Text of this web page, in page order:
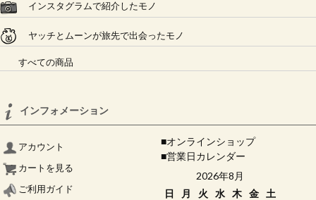
インスタグラムで紹介したモノ
ヤッチとムーンが旅先で出会ったモノ
すべての商品
インフォメーション
アカウント
カートを見る
ご利用ガイド
■オンラインショップ
■営業日カレンダー
2026年8月
日
月 火 水 木 金
土